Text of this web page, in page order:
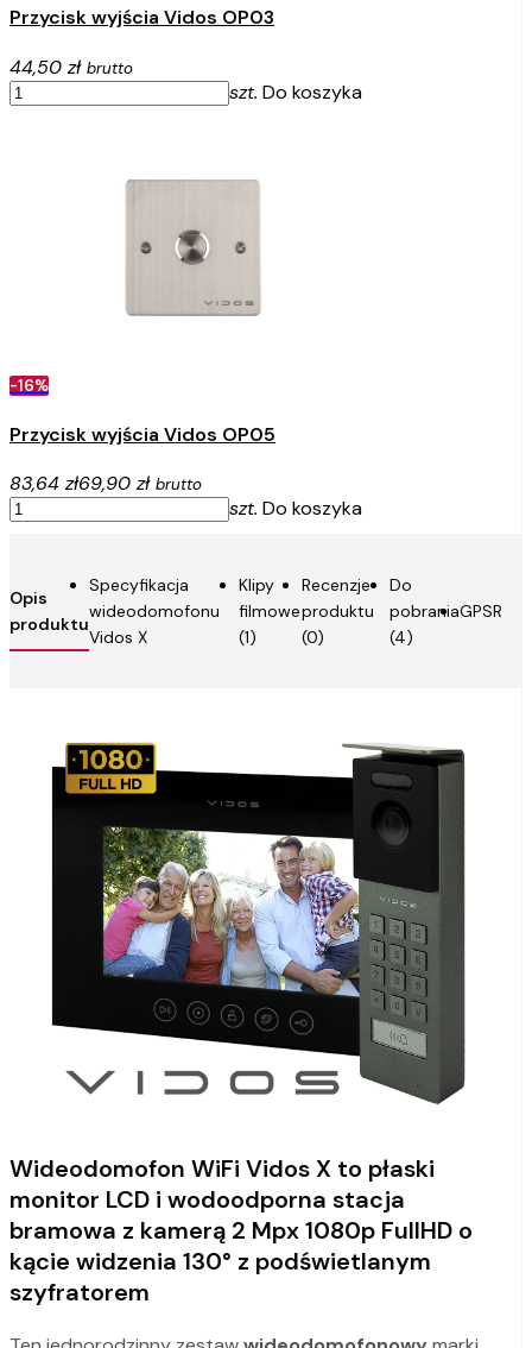
Przycisk wyjścia Vidos OP03
44,50 zł brutto
szt. Do koszyka
-16%
Przycisk wyjścia Vidos OP05
83,64 zł69,90 zł brutto
szt. Do koszyka
Opis
produktu
Do
pobrania
(4)
Specyfikacja
wideodomofonu
Vidos X
GPSR
Klipy
filmowe
(1)
Recenzje
produktu
(0)
Wideodomofon WiFi Vidos X to płaski
monitor LCD i wodoodporna stacja
bramowa z kamerą 2 Mpx 1080p FullHD o
kącie widzenia 130° z podświetlanym
szyfratorem